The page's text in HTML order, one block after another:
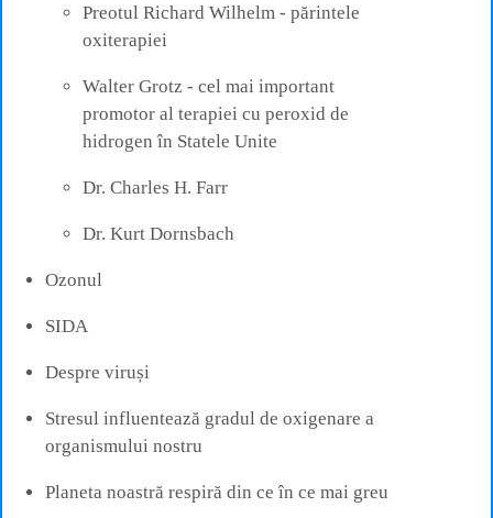
Preotul Richard Wilhelm - părintele
oxiterapiei
Walter Grotz - cel mai important
promotor al terapiei cu peroxid de
hidrogen în Statele Unite
Dr. Charles H. Farr
Dr. Kurt Dornsbach
Ozonul
SIDA
Despre viruși
Stresul influentează gradul de oxigenare a
organismului nostru
Planeta noastră respiră din ce în ce mai greu